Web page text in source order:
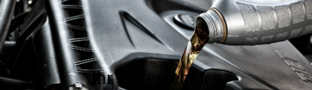
Ihr Unternehmen